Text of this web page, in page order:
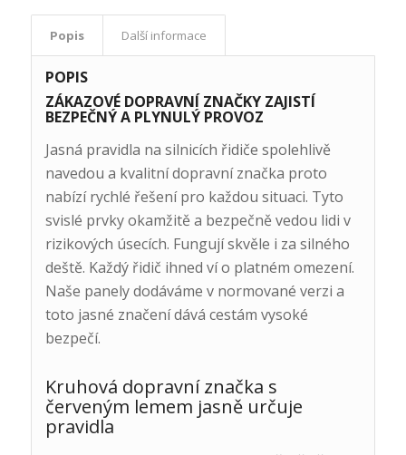
Popis Další informace
POPIS
ZÁKAZOVÉ DOPRAVNÍ ZNAČKY ZAJISTÍ
BEZPEČNÝ A PLYNULÝ PROVOZ
Jasná pravidla na silnicích řidiče spolehlivě
navedou a kvalitní dopravní značka proto
nabízí rychlé řešení pro každou situaci. Tyto
svislé prvky okamžitě a bezpečně vedou lidi v
rizikových úsecích. Fungují skvěle i za silného
deště. Každý řidič ihned ví o platném omezení.
Naše panely dodáváme v normované verzi a
toto jasné značení dává cestám vysoké
bezpečí.
Kruhová dopravní značka s
červeným lemem jasně určuje
pravidla